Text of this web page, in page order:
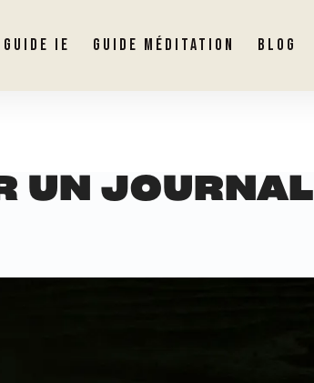
GUIDE IE GUIDE MÉDITATION BLOG
UN JOURNAL